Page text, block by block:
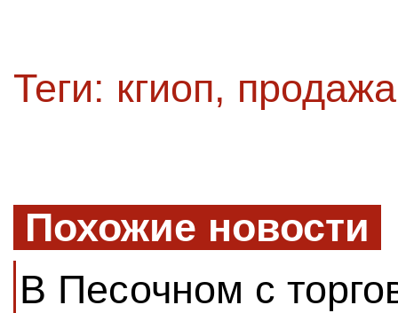
Теги: кгиоп,
Похожие новости
В Песочном с